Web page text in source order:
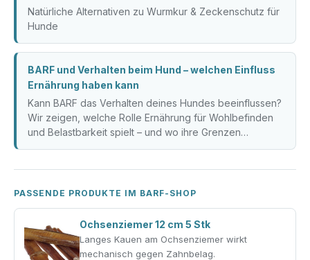
Natürliche Alternativen zu Wurmkur & Zeckenschutz für
Hunde
BARF und Verhalten beim Hund – welchen Einfluss
Ernährung haben kann
Kann BARF das Verhalten deines Hundes beeinflussen?
Wir zeigen, welche Rolle Ernährung für Wohlbefinden
und Belastbarkeit spielt – und wo ihre Grenzen…
PASSENDE PRODUKTE IM BARF-SHOP
Ochsenziemer 12 cm 5 Stk
Langes Kauen am Ochsenziemer wirkt
mechanisch gegen Zahnbelag.